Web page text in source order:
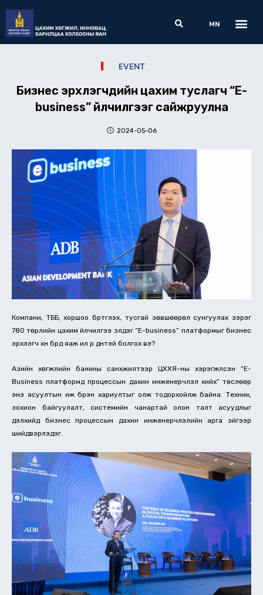
content
Search
MN
EVENT
Бизнес эрхлэгчдийн цахим туслагч “E-
business” үйлчилгээг сайжруулна
2024-05-06
Компани, ТББ, хоршоо бүртгүүлэх, тусгай зөвшөөрөл сунгуулах зэрэг
780 төрлийн цахим үйлчилгээ үзүүлдэг “E-business” платформыг бизнес
эрхлэгч хүн бүрд яаж илүү үр дүнтэй болгох вэ?
Азийн хөгжлийн банкны санхүүжилтээр ЦХХЯ-ны хэрэгжүүлсэн “E-
Business платформд процессын дахин инженерчлэл хийх” төслөөр
энэ асуултын иж бүрэн хариултыг олж тодорхойлж байна. Техник,
зохион байгуулалт, системийн чанартай олон талт асуудлыг
дэлхийд бизнес процессын дахин инженерчлэлийн арга зүйгээр
шийдвэрлэдэг.